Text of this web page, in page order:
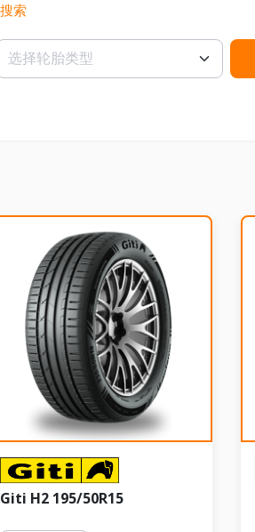
索
Giti H2 195/50R15